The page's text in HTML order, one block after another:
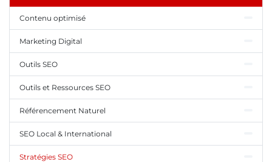
Contenu optimisé
Marketing Digital
Outils SEO
Outils et Ressources SEO
Référencement Naturel
SEO Local & International
Stratégies SEO